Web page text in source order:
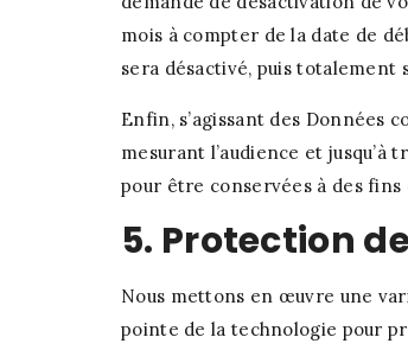
mois à compter de la date de
sera désactivé, puis totalement
Enfin, s’agissant des Données
mesurant l’audience et
pour être conservées à des
5. Protection
Nous mettons en œuvre une
pointe de la technologie pour